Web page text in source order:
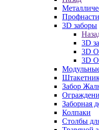
3D заборы
3D
3D
3D
Забор
Заборная
Колпаки
Столбы